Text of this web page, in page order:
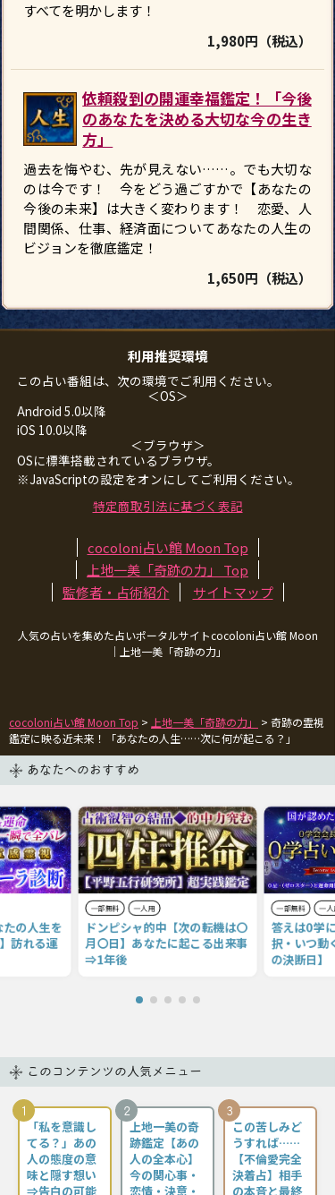
すべてを明かします！
1,980円（税込）
依頼殺到の開運幸福鑑定！「今後
のあなたを決める大切な今の生き
方」
過去を悔やむ、先が見えない……。でも大切な
のは今です！ 今をどう過ごすかで【あなたの
今後の未来】は大きく変わります！ 恋愛、人
間関係、仕事、経済面についてあなたの人生の
ビジョンを徹底鑑定！
1,650円（税込）
利用推奨環境
この占い番組は、次の環境でご利用ください。
＜OS＞
Android 5.0以降
iOS 10.0以降
＜ブラウザ＞
OSに標準搭載されているブラウザ。
※JavaScriptの設定をオンにしてご利用ください。
特定商取引法に基づく表記
cocoloni占い館 Moon Top
上地一美「奇跡の力」
Top
監修者・占術紹介
サイトマップ
人気の占いを集めた占いポータルサイトcocoloni占い館 Moon
｜ 上地一美「奇跡の力」
cocoloni占い館 Moon Top > 上地一美「奇跡の力」
> 奇跡の霊視
鑑定に映る近未来！「あなたの人生……次に何が起こる？」
あなたへのおすすめ
の人生を
訪れる運
一部無料 一人用
ドンピシャ的中【次の転機は〇
月〇日】あなたに起こる出来事
⇒1年後
一部無料 一人用
答えは0学
択・いつ動
の決断日】
このコンテンツの人気メニュー
1
「私を意識し
てる？」あの
人の態度の意
味と隠す想い
⇒告白の可能
2
上地一美の奇
跡鑑定【あの
人の全本心】
今の関心事・
恋情・決意・
3
この苦しみど
うすれば……
【不倫愛完全
決着占】相手
の本音と最終